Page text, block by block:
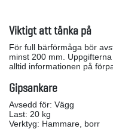
Viktigt att tänka på
För full bärförmåga bör
minst 200 mm.
alltid informationen på
Gipsankare
Avsedd för: Vägg
Last: 20 kg
Verktyg: Hammare, borr